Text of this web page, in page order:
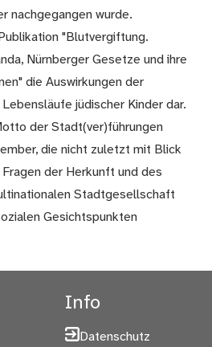
nachgegangen wurde.
"Blutvergiftung.
Nürnberger Gesetze und ihre
die Auswirkungen der
jüdischer Kinder dar.
der Stadt(ver)führungen
die nicht zuletzt mit Blick
der Herkunft und des
Stadtgesellschaft
Gesichtspunkten
Info
Datenschutz